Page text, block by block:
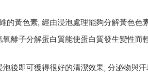
的黃色素, 經由浸泡處理能夠分解黃色色
離子分解蛋白質能使蛋白質發生變性而
後即可獲得很好的清潔效果, 分泌物與